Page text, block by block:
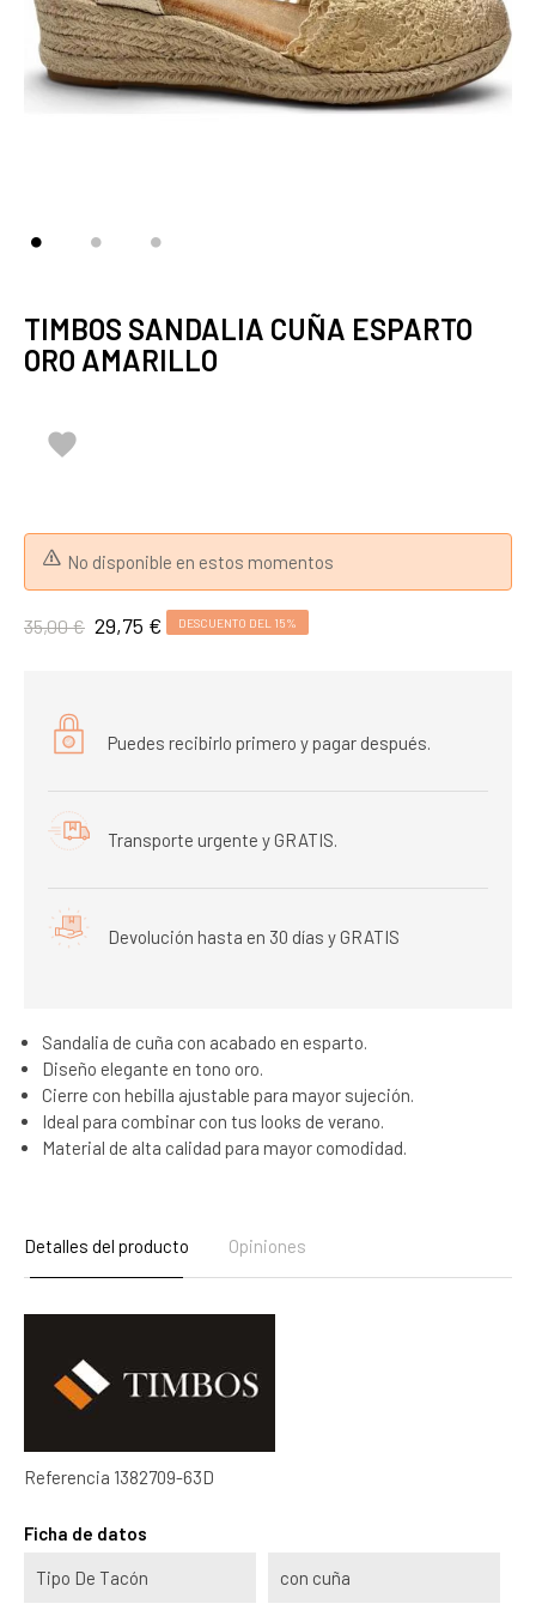
TIMBOS SANDALIA CUÑA ESPARTO
ORO AMARILLO

No disponible en estos momentos
35,00 € 29,75 € DESCUENTO DEL 15%
Puedes recibirlo primero y pagar después.
Transporte urgente y GRATIS.
Devolución hasta en 30 días y GRATIS
Sandalia de cuña con acabado en esparto.
Diseño elegante en tono oro.
Cierre con hebilla ajustable para mayor sujeción.
Ideal para combinar con tus looks de verano.
Material de alta calidad para mayor comodidad.
Detalles del producto Opiniones
Referencia 1382709-63D
Ficha de datos
Tipo De Tacón con cuña